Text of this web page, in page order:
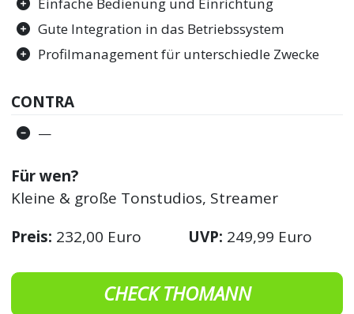
Gute Integration in das Betriebssystem
Profilmanagement für unterschiedle Zwecke
CONTRA
—
Für wen?
Kleine & große Tonstudios, Streamer
Preis: 232,00 Euro UVP: 249,99 Euro
CHECK THOMANN